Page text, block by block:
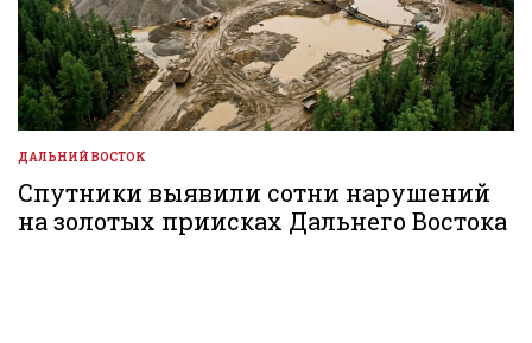
ОПУБЛИКОВАНО
В
ДАЛЬНИЙ ВОСТОК
Спутники выявили сотни нарушений
на золотых приисках Дальнего Востока